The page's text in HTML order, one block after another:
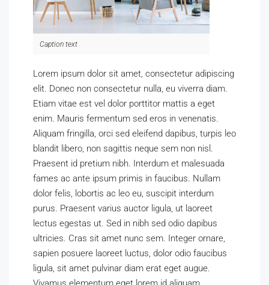
Caption text
Lorem ipsum dolor sit amet, consectetur adipiscing
elit. Donec non consectetur nulla, eu viverra diam.
Etiam vitae est vel dolor porttitor mattis a eget
enim. Mauris fermentum sed eros in venenatis.
Aliquam fringilla, orci sed eleifend dapibus, turpis leo
blandit libero, non sagittis neque sem non nisl.
Praesent id pretium nibh. Interdum et malesuada
fames ac ante ipsum primis in faucibus. Nullam
dolor felis, lobortis ac leo eu, suscipit interdum
purus. Praesent varius auctor ligula, ut laoreet
lectus egestas ut. Sed in nibh sed odio dapibus
ultricies. Cras sit amet nunc sem. Integer ornare,
sapien posuere laoreet luctus, dolor odio faucibus
ligula, sit amet pulvinar diam erat eget augue.